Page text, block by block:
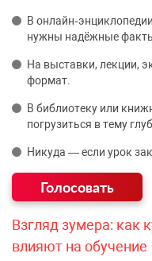
В
нужны надёжные
На выставки, лекции,
формат.
В библиотеку или
погрузиться в тему
Никуда — если урок
Взгляд зумера: как
влияют на обучение